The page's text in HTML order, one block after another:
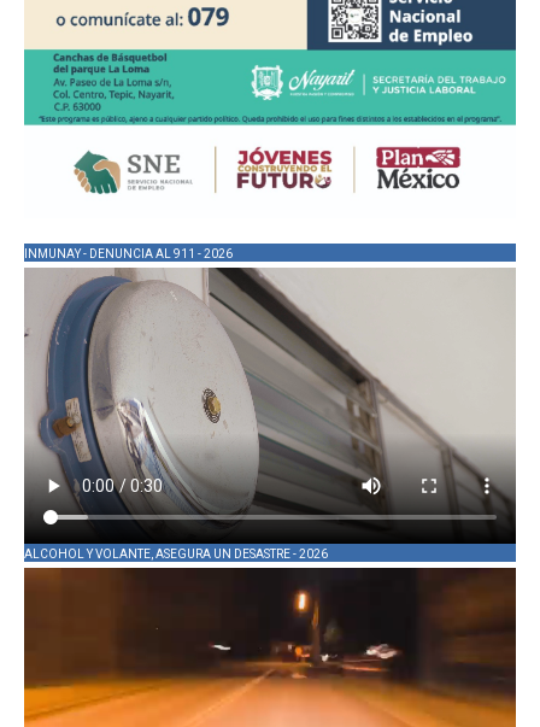
INMUNAY - DENUNCIA AL 911 - 2026
ALCOHOL Y VOLANTE, ASEGURA UN DESASTRE - 2026